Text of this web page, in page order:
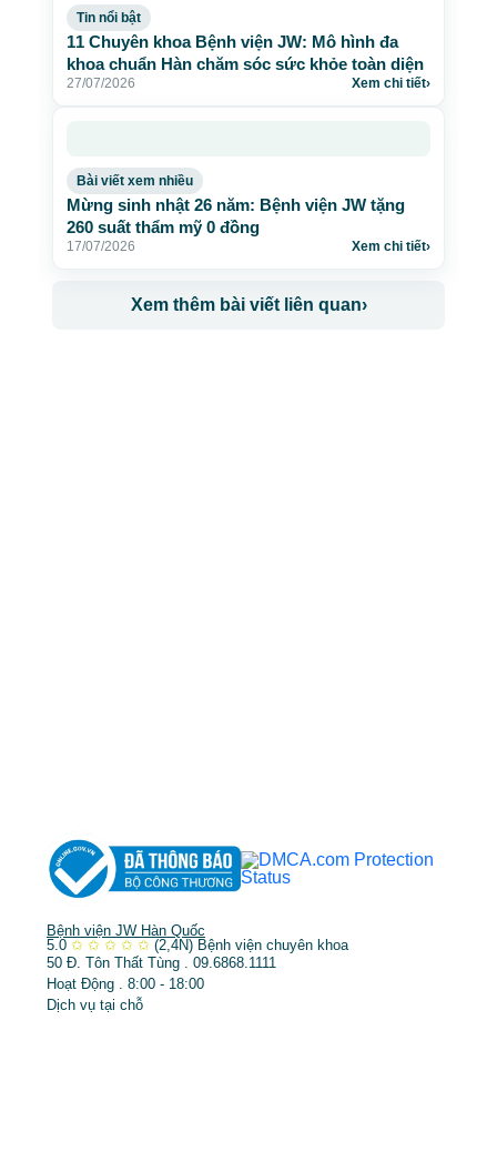
Tin nổi bật
11 Chuyên khoa Bệnh viện JW: Mô hình đa
khoa chuẩn Hàn chăm sóc sức khỏe toàn diện
27/07/2026 Xem chi tiết›
Bài viết xem nhiều
Mừng sinh nhật 26 năm: Bệnh viện JW tặng
260 suất thẩm mỹ 0 đồng
17/07/2026 Xem chi tiết›
Xem thêm bài viết liên quan›
Bệnh viện JW Hàn Quốc
5.0 ✩ ✩ ✩ ✩ ✩ (2,4N) Bệnh viện chuyên khoa
50 Đ. Tôn Thất Tùng . 09.6868.1111
Hoạt Động . 8:00 - 18:00
Dịch vụ tại chỗ